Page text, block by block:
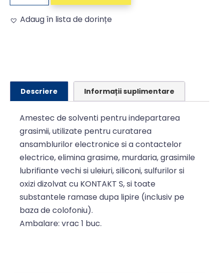
Adaug în lista de dorințe
Descriere Informații suplimentare
Amestec de solventi pentru indepartarea
grasimii, utilizate pentru curatarea
ansamblurilor electronice si a contactelor
electrice, elimina grasime, murdaria, grasimile
lubrifiante vechi si uleiuri, siliconi, sulfurilor si
oxizi dizolvat cu KONTAKT S, si toate
substantele ramase dupa lipire (inclusiv pe
baza de colofoniu).
Ambalare: vrac 1 buc.